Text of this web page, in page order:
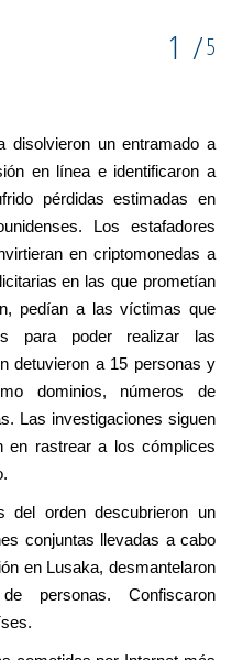
1 /5
disolvieron un entramado a
en línea e identificaron a
pérdidas estimadas en
Los estafadores
en criptomonedas a
en las que prometían
pedían a las víctimas que
para poder realizar las
detuvieron a 15 personas y
dominios, números de
Las investigaciones siguen
en rastrear a los cómplices
del orden descubrieron un
conjuntas llevadas a cabo
en Lusaka, desmantelaron
personas. Confiscaron